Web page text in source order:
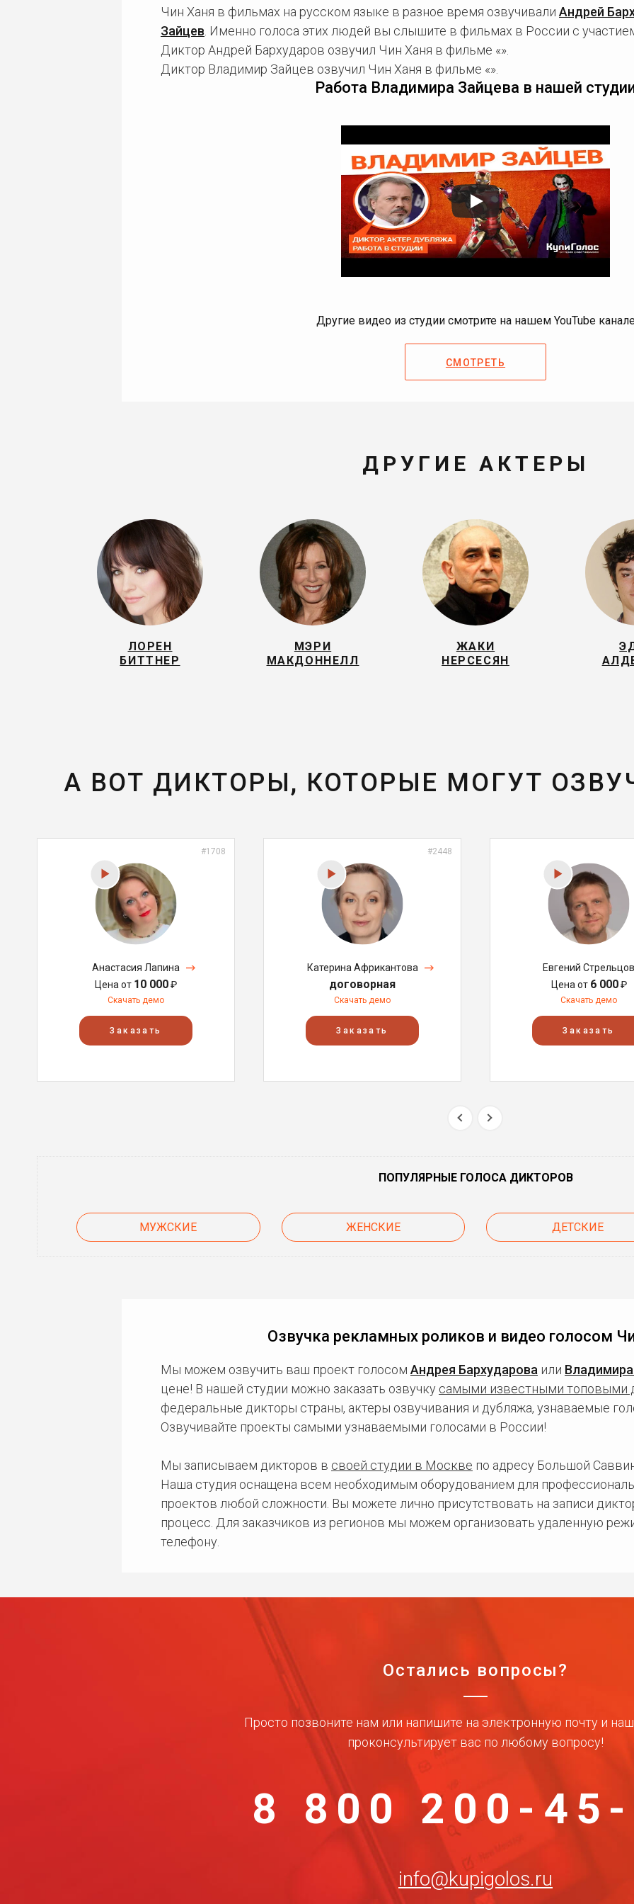
Чин Ханя в фильмах на русском языке в разное время озвучивали Андрей
Зайцев . Именно голоса этих людей вы слышите в фильмах в России с
Диктор Андрей Бархударов озвучил Чин Ханя в фильме «».
Диктор Владимир Зайцев озвучил Чин Ханя в фильме «».
Работа Владимира Зайцева в нашей
Другие видео из студии смотрите на нашем YouTube
СМОТРЕТЬ
ДРУГИЕ АКТЕРЫ
ЛОРЕН
БИТТНЕР
МЭРИ
МАКДОННЕЛЛ
ЖАКИ
НЕРСЕСЯН
А ВОТ ДИКТОРЫ, КОТОРЫЕ МОГУТ
#1708
Анастасия Лапина
Цена от 10 000₽
Скачать демо
Заказать
#2448
Катерина Африкантова
договорная
Скачать демо
Заказать
Евгений Стрельцов
Цена от 6 000₽
Скачать демо
Заказать
ПОПУЛЯРНЫЕ ГОЛОСА ДИКТОРОВ
МУЖСКИЕ ЖЕНСКИЕ ДЕТСКИЕ
Озвучка рекламных роликов и видео голосом
Мы можем озвучить ваш проект голосом Андрея Бархударова или
цене! В нашей студии можно заказать озвучку самыми известными топовыми
федеральные дикторы страны, актеры озвучивания и дубляжа, узнаваемые
Озвучивайте проекты самыми узнаваемыми голосами в России!
Мы записываем дикторов в своей студии в Москве по адресу Большой
Наша студия оснащена всем необходимым оборудованием для
проектов любой сложности. Вы можете лично присутствовать на записи
процесс. Для заказчиков из регионов мы можем организовать удаленную
телефону.
Остались вопросы?
Просто позвоните нам или напишите на электронную почту и
проконсультирует вас по любому вопросу!
8 800 200-
info@kupigolos.ru